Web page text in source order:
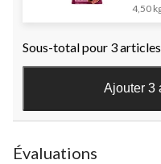
4,50
Sous-total pour 3 articles
Ajouter 3
Évaluations